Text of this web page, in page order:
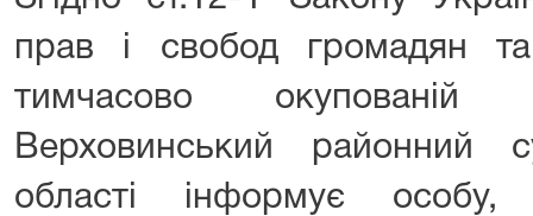
прав і свобод громадян
тимчасово окупованій
Верховинський районний
області інформує